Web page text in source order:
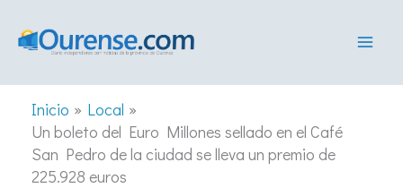
Inicio
Local
Un boleto del Euro Millones sellado en el Café
San Pedro de la ciudad se lleva un premio de
225.928 euros